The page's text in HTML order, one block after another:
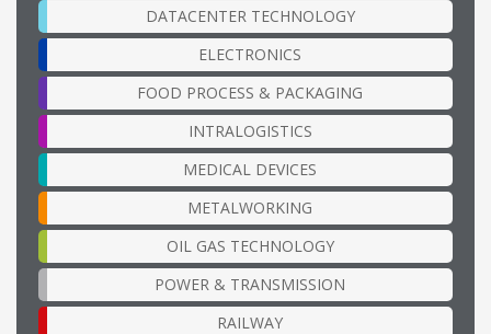
DATACENTER TECHNOLOGY
ELECTRONICS
FOOD PROCESS & PACKAGING
INTRALOGISTICS
MEDICAL DEVICES
METALWORKING
OIL GAS TECHNOLOGY
POWER & TRANSMISSION
RAILWAY